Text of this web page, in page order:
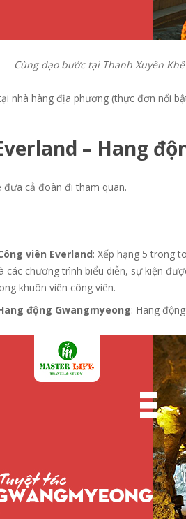
Cùng dạo bước tại Thanh Xuyên
nhà hàng địa phương (thực đơn nổi
– Hang
đưa cả đoàn đi tham quan.
viên Everland: Xếp hạng 5 trong
các chương trình biểu diễn, sự kiện
khuôn viên công viên.
động Gwangmyeong: Hang